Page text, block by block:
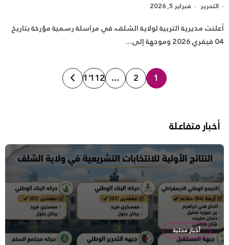
التحرير فبراير 5, 2026
أعلنت مديرية التربية لولاية الشلف، في مراسلة رسمية مؤرخة بتاريخ
04 فيفري 2026 وموجهة إلى...
تعدد
صفحات
1
2
… 1٬112
أخبار متفاعلة
أخبار محلية